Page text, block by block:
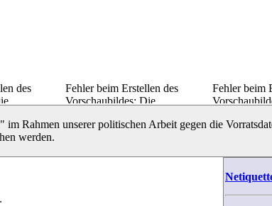
des
Fehler beim Erstellen des
Vorschaubildes: Die
vorgesehenen Ort gespeichert
Fehler beim
Rahmen unserer politischen Arbeit gegen die
werden.